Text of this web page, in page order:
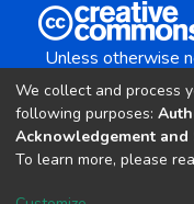
Unless otherwise
Creative
We collect and process
following purposes:
Acknowledgement and
To learn more, please